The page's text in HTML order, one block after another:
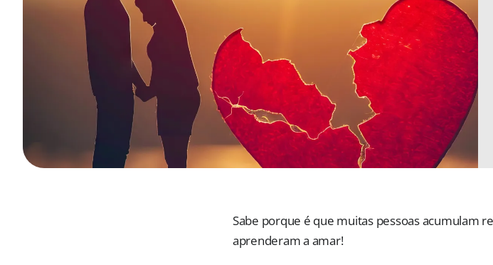
Sabe porque é que muitas pessoas acumulam
aprenderam a amar!